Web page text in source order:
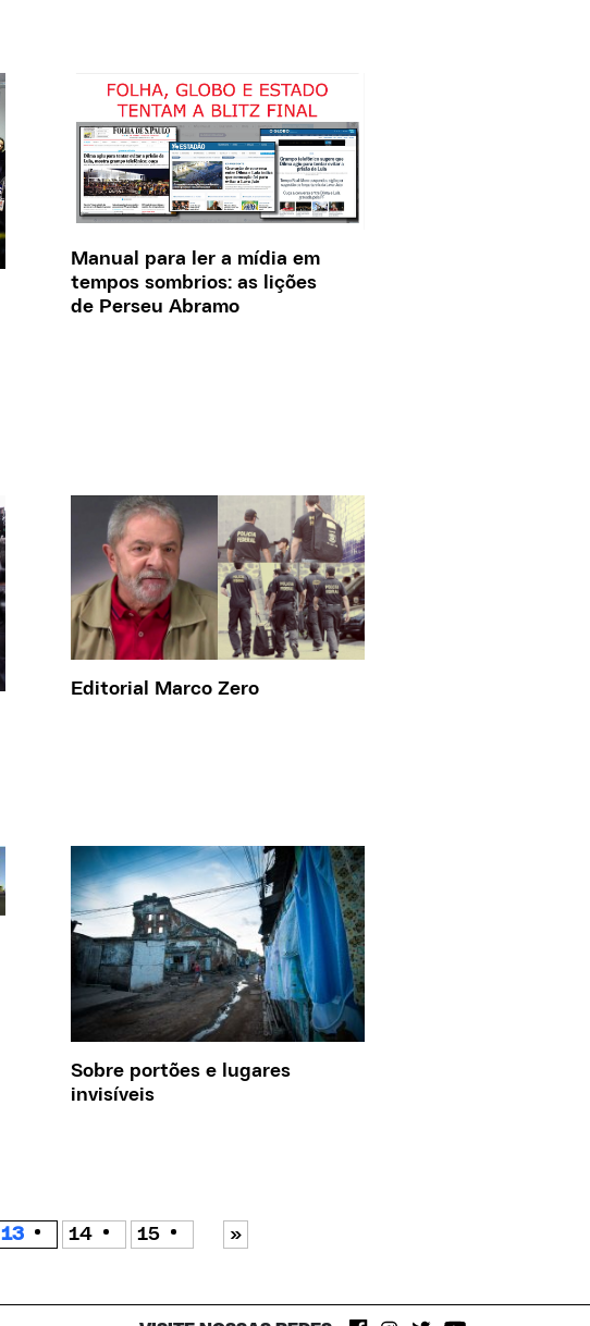
Manual para ler a mídia em
tempos sombrios: as lições
de Perseu Abramo
Editorial Marco Zero
Sobre portões e lugares
invisíveis
13 14 15 »